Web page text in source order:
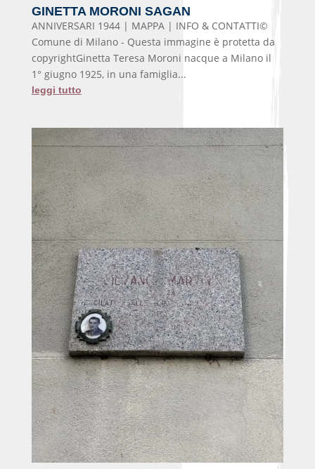
GINETTA MORONI SAGAN
ANNIVERSARI 1944 | MAPPA | INFO & CONTATTI©
Comune di Milano - Questa immagine è protetta da
copyrightGinetta Teresa Moroni nacque a Milano il
1° giugno 1925, in una famiglia...
leggi tutto